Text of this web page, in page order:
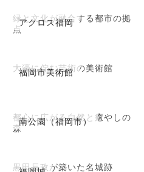
アクロス福岡
緑と文化が融合する都市の拠
点
福岡市美術館
大濠に佇む芸術の美術館
南公園（福岡市）
都心に広がる自然と癒やしの
森
黒田長政が築いた名城跡